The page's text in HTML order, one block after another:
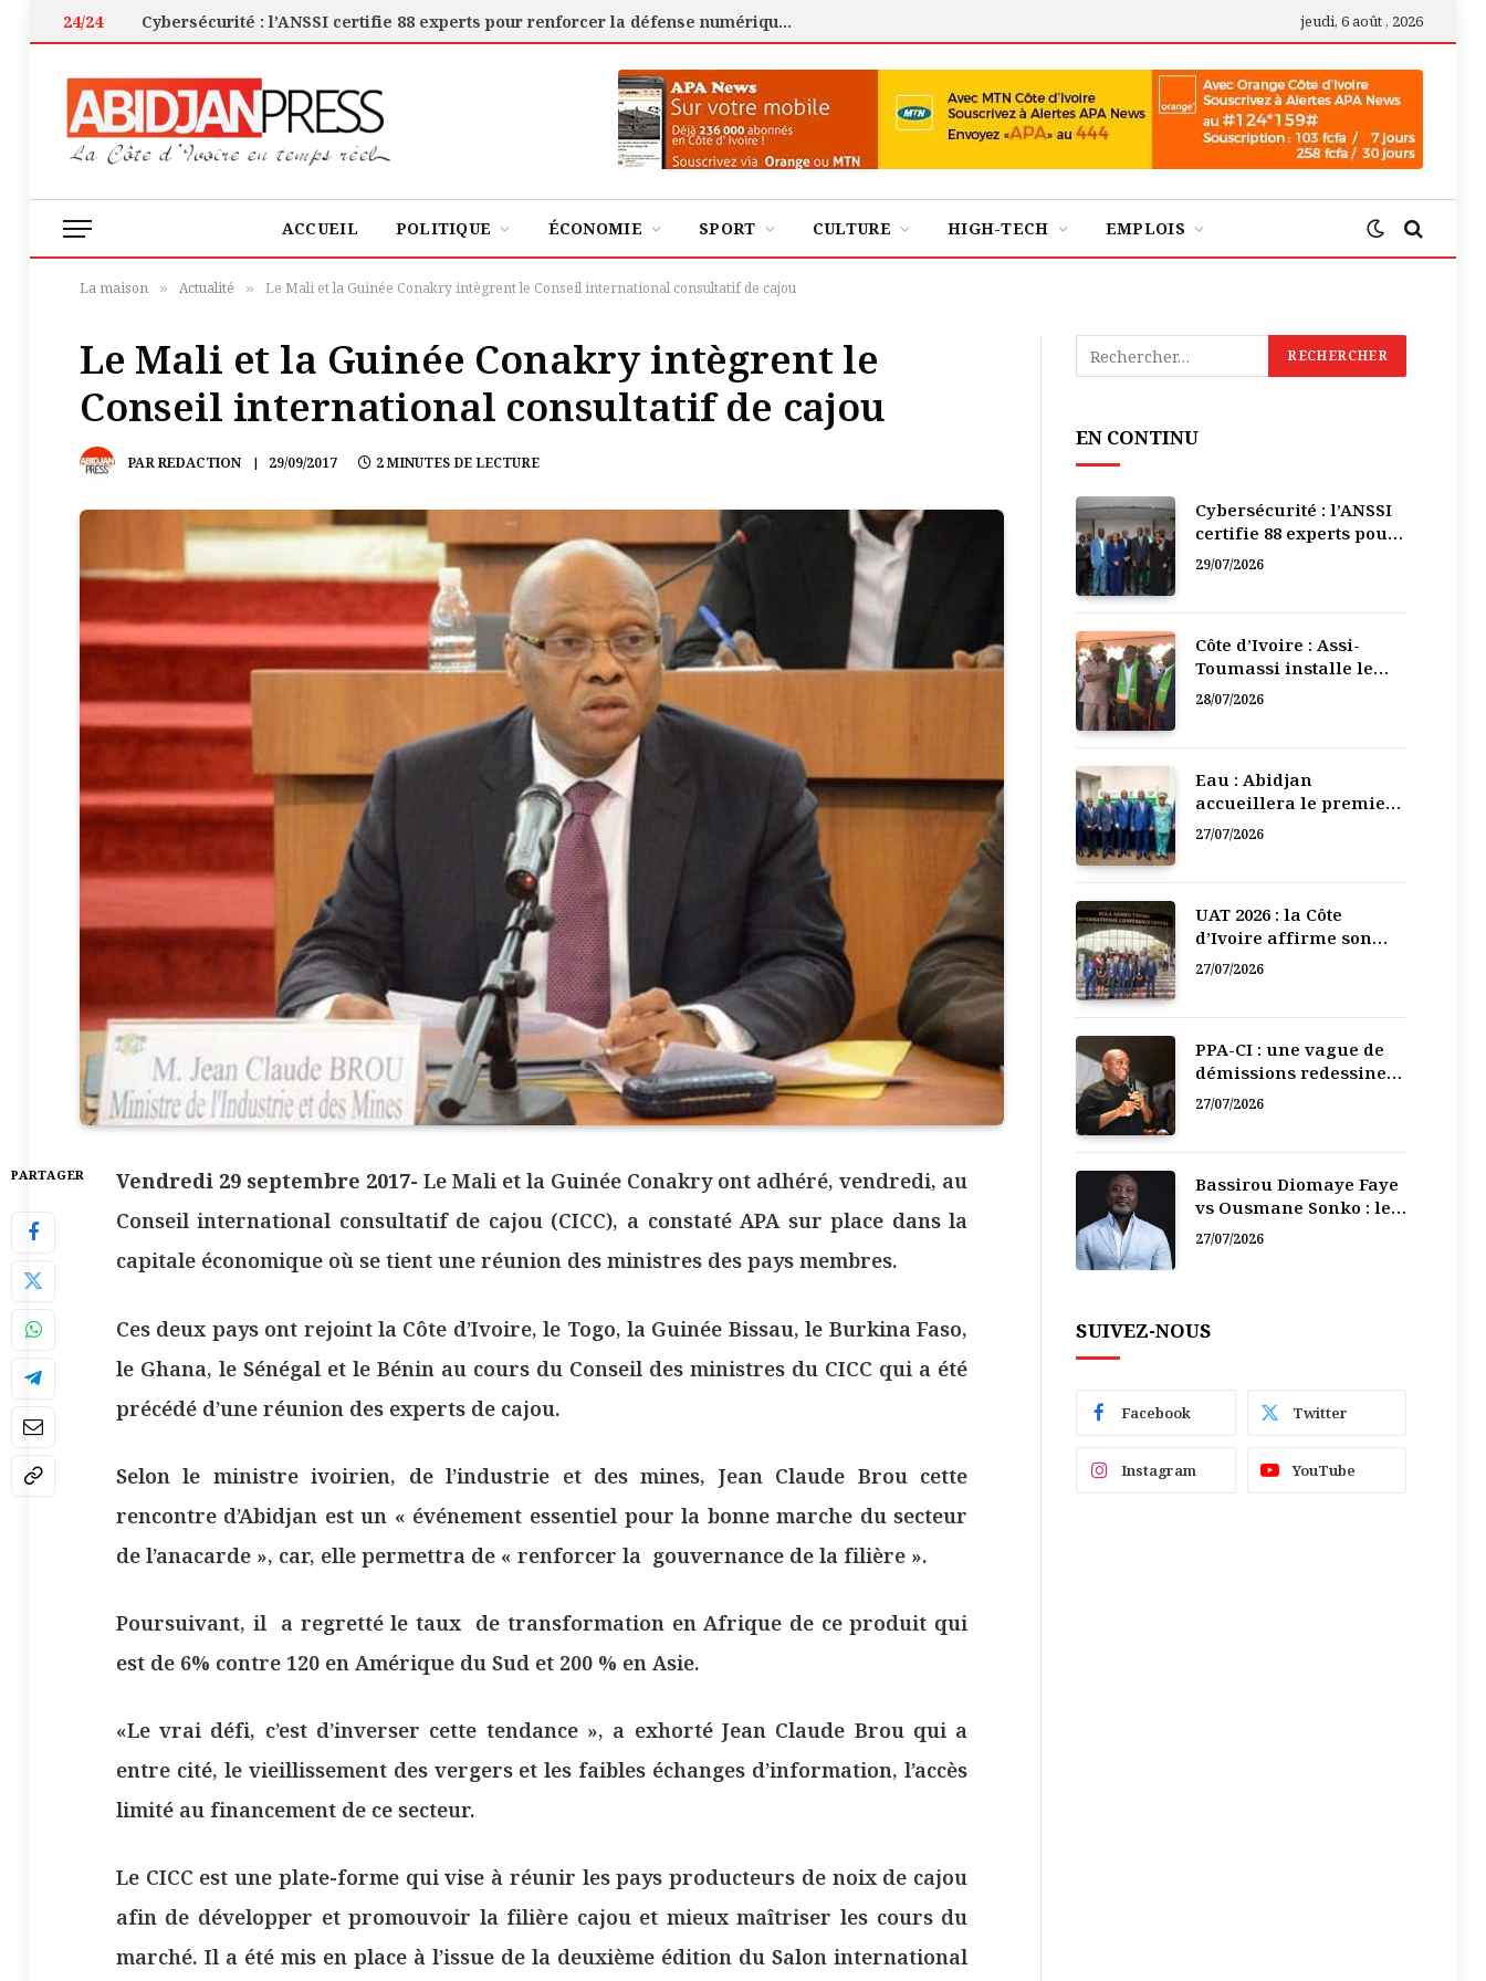
24/24 Cybersécurité : l’ANSSI certifie 88 experts pour renforcer la défense numérique de la Côte d’Ivoire jeudi, 6 août , 2026
ACCUEIL POLITIQUE ÉCONOMIE SPORT CULTURE HIGH-TECH EMPLOIS
La maison » Actualité » Le Mali et la Guinée Conakry intègrent le Conseil international consultatif de cajou
Le Mali et la Guinée Conakry intègrent le
Conseil international consultatif de cajou
PARREDACTION 29/09/2017 2 MINUTES DE LECTURE
PARTAGER Vendredi 29 septembre 2017- Le Mali et la Guinée Conakry ont adhéré, vendredi, au
Conseil international consultatif de cajou (CICC), a constaté APA sur place dans la
capitale économique où se tient une réunion des ministres des pays membres.
Ces deux pays ont rejoint la Côte d’Ivoire, le Togo, la Guinée Bissau, le Burkina Faso,
le Ghana, le Sénégal et le Bénin au cours du Conseil des ministres du CICC qui a été
précédé d’une réunion des experts de cajou.
Selon le ministre ivoirien, de l’industrie et des mines, Jean Claude Brou cette
rencontre d’Abidjan est un « événement essentiel pour la bonne marche du secteur
de l’anacarde », car, elle permettra de « renforcer la gouvernance de la filière ».
Poursuivant, il a regretté le taux de transformation en Afrique de ce produit qui
est de 6% contre 120 en Amérique du Sud et 200 % en Asie.
«Le vrai défi, c’est d’inverser cette tendance », a exhorté Jean Claude Brou qui a
entre cité, le vieillissement des vergers et les faibles échanges d’information, l’accès
limité au financement de ce secteur.
Le CICC est une plate-forme qui vise à réunir les pays producteurs de noix de cajou
afin de développer et promouvoir la filière cajou et mieux maîtriser les cours du
marché. Il a été mis en place à l’issue de la deuxième édition du Salon international
EN CONTINU
Cybersécurité : l’ANSSI
certifie 88 experts pour
renforcer la défense
29/07/2026
Côte d’Ivoire : Assi-
Toumassi installe le
bureau exécutif de sa
28/07/2026
Eau : Abidjan
accueillera le premier
Forum régional de
27/07/2026
UAT 2026 : la Côte
d’Ivoire affirme son
leadership numérique
27/07/2026
PPA-CI : une vague de
démissions redessine
la recomposition
27/07/2026
Bassirou Diomaye Faye
vs Ousmane Sonko : le
vacarme du pouvoir ne
27/07/2026
SUIVEZ-NOUS
Facebook Twitter
Instagram YouTube